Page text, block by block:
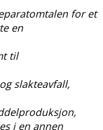
for et
en
til
slakteavfall,
i en annen